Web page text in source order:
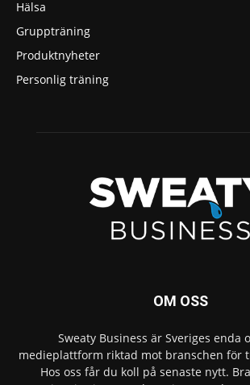
Hälsa
Gruppträning
Produktnyheter
Personlig träning
OM OSS
Sweaty Business är Sveriges enda
medieplattform riktad mot branschen för
Hos oss får du koll på senaste nytt.